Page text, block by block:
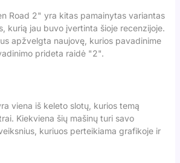
Road 2" yra kitas pamainytas variantas
kurią jau buvo įvertinta šioje recenzijoje.
apžvelgta naujovę, kurios pavadinime
prideta raidė "2".
viena iš keleto slotų, kurios temą
Kiekviena šių mašinų turi savo
kuriuos perteikiama grafikoje ir